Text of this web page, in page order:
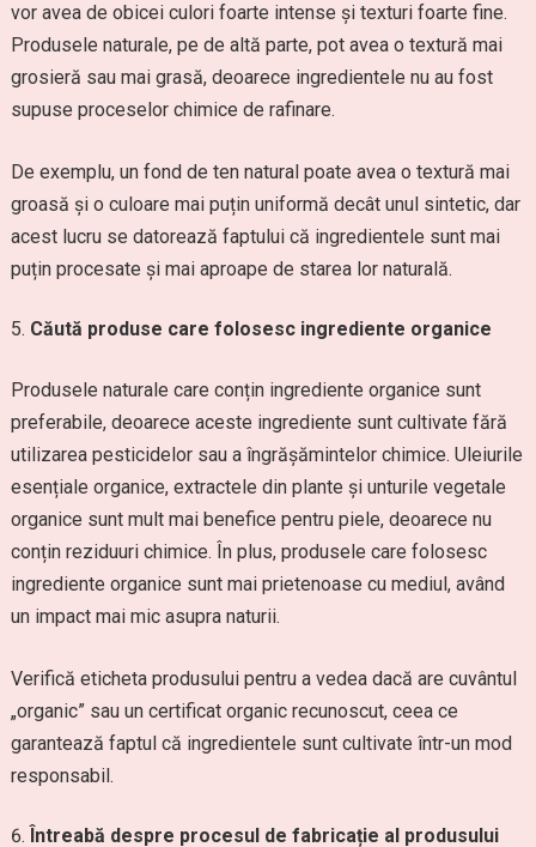
vor avea de obicei culori foarte intense și texturi foarte fine.
Produsele naturale, pe de altă parte, pot avea o textură mai
grosieră sau mai grasă, deoarece ingredientele nu au fost
supuse proceselor chimice de rafinare.
De exemplu, un fond de ten natural poate avea o textură mai
groasă și o culoare mai puțin uniformă decât unul sintetic, dar
acest lucru se datorează faptului că ingredientele sunt mai
puțin procesate și mai aproape de starea lor naturală.
Căută produse care folosesc ingrediente organice
Produsele naturale care conțin ingrediente organice sunt
preferabile, deoarece aceste ingrediente sunt cultivate fără
utilizarea pesticidelor sau a îngrășămintelor chimice. Uleiurile
esențiale organice, extractele din plante și unturile vegetale
organice sunt mult mai benefice pentru piele, deoarece nu
conțin reziduuri chimice. În plus, produsele care folosesc
ingrediente organice sunt mai prietenoase cu mediul, având
un impact mai mic asupra naturii.
Verifică eticheta produsului pentru a vedea dacă are cuvântul
„organic” sau un certificat organic recunoscut, ceea ce
garantează faptul că ingredientele sunt cultivate într-un mod
responsabil.
Întreabă despre procesul de fabricație al produsului